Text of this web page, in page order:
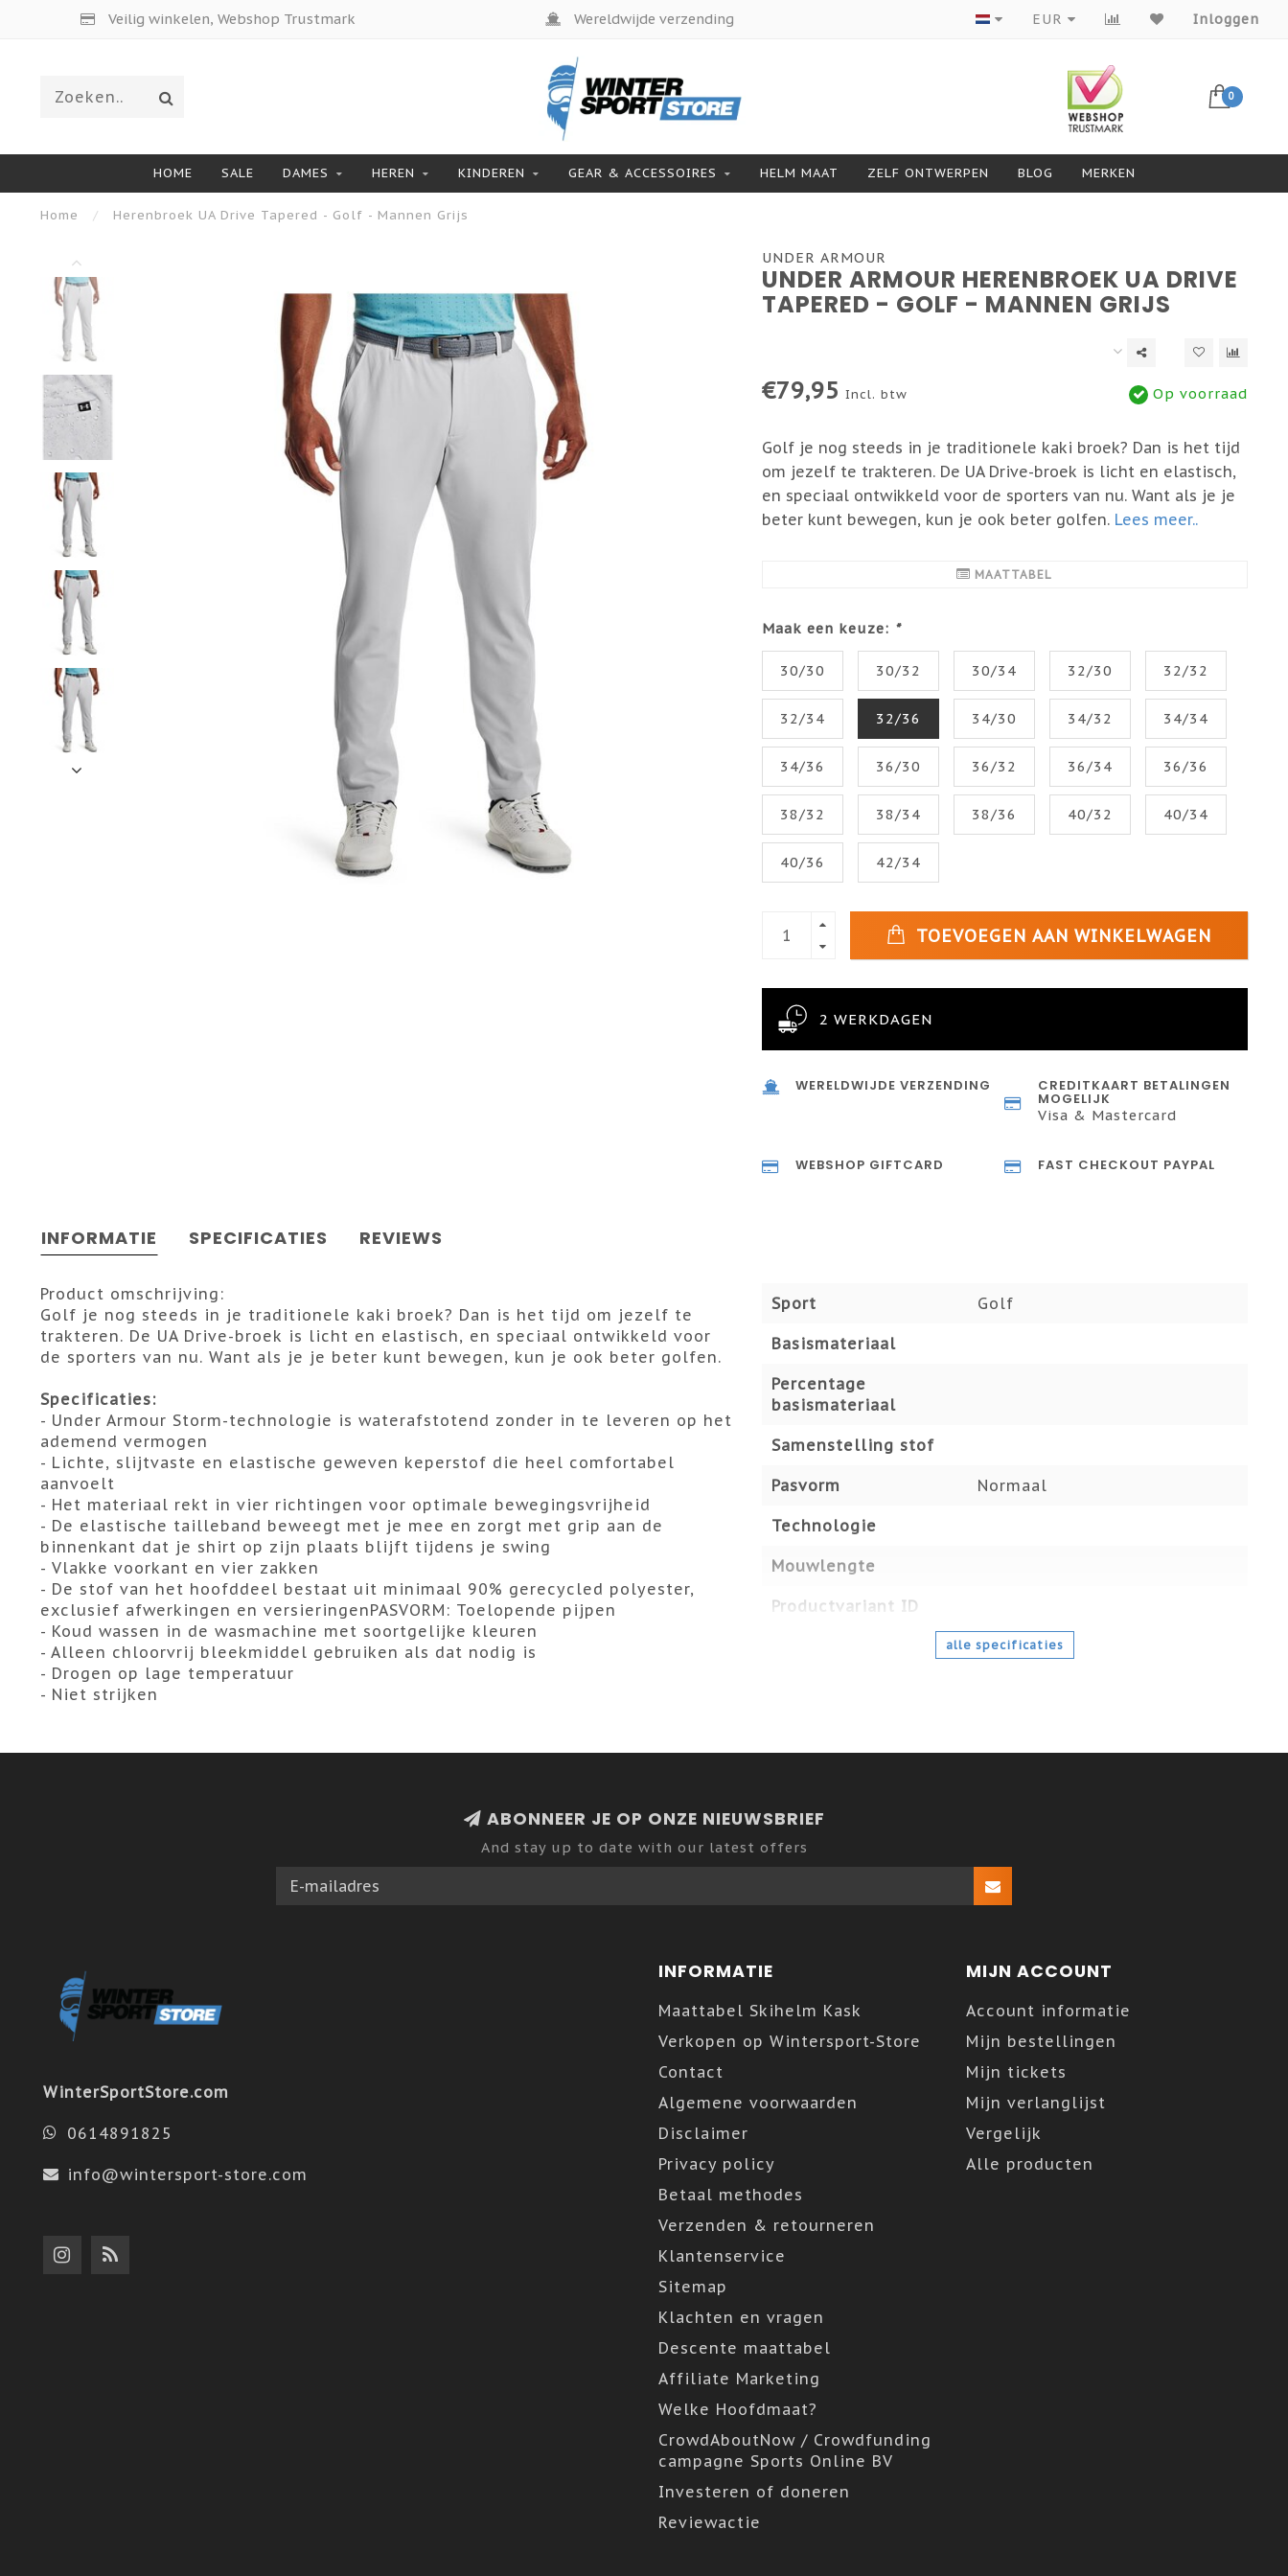
Veilig winkelen, Webshop Trustmark Wereldwijde verzending Producten van topmerken
EUR Inloggen
0
HOME SALE DAMES HEREN KINDEREN GEAR & ACCESSOIRES HELM MAAT ZELF ONTWERPEN BLOG MERKEN
Home / Herenbroek UA Drive Tapered - Golf - Mannen Grijs
UNDER ARMOUR
UNDER ARMOUR HERENBROEK UA DRIVE
TAPERED - GOLF - MANNEN GRIJS
€79,95 Incl. btw Op voorraad
Golf je nog steeds in je traditionele kaki broek? Dan is het tijd
om jezelf te trakteren. De UA Drive-broek is licht en elastisch,
en speciaal ontwikkeld voor de sporters van nu. Want als je je
beter kunt bewegen, kun je ook beter golfen. Lees meer..
MAATTABEL
Maak een keuze: *
30/30 30/32 30/34 32/30 32/32
32/34 32/36 34/30 34/32 34/34
34/36 36/30 36/32 36/34 36/36
38/32 38/34 38/36 40/32 40/34
40/36 42/34
TOEVOEGEN AAN WINKELWAGEN
2 WERKDAGEN
WERELDWIJDE VERZENDING CREDITKAART BETALINGEN
MOGELIJK
Visa & Mastercard
WEBSHOP GIFTCARD FAST CHECKOUT PAYPAL
INFORMATIE SPECIFICATIES REVIEWS
Product omschrijving:
Golf je nog steeds in je traditionele kaki broek? Dan is het tijd om jezelf te
trakteren. De UA Drive-broek is licht en elastisch, en speciaal ontwikkeld voor
de sporters van nu. Want als je je beter kunt bewegen, kun je ook beter golfen.
Specificaties:
- Under Armour Storm-technologie is waterafstotend zonder in te leveren op het
ademend vermogen
- Lichte, slijtvaste en elastische geweven keperstof die heel comfortabel
aanvoelt
- Het materiaal rekt in vier richtingen voor optimale bewegingsvrijheid
- De elastische tailleband beweegt met je mee en zorgt met grip aan de
binnenkant dat je shirt op zijn plaats blijft tijdens je swing
- Vlakke voorkant en vier zakken
- De stof van het hoofddeel bestaat uit minimaal 90% gerecycled polyester,
exclusief afwerkingen en versieringenPASVORM: Toelopende pijpen
- Koud wassen in de wasmachine met soortgelijke kleuren
- Alleen chloorvrij bleekmiddel gebruiken als dat nodig is
- Drogen op lage temperatuur
- Niet strijken
Sport Golf
Basismateriaal
Percentage
basismateriaal
Samenstelling stof
Pasvorm Normaal
Technologie
Mouwlengte
Productvariant ID
alle specificaties
ABONNEER JE OP ONZE NIEUWSBRIEF
And stay up to date with our latest offers
WinterSportStore.com
0614891825
info@wintersport-store.com
INFORMATIE
Maattabel Skihelm Kask
Verkopen op Wintersport-Store
Contact
Algemene voorwaarden
Disclaimer
Privacy policy
Betaal methodes
Verzenden & retourneren
Klantenservice
Sitemap
Klachten en vragen
Descente maattabel
Affiliate Marketing
Welke Hoofdmaat?
CrowdAboutNow / Crowdfunding
campagne Sports Online BV
Investeren of doneren
Reviewactie
MIJN ACCOUNT
Account informatie
Mijn bestellingen
Mijn tickets
Mijn verlanglijst
Vergelijk
Alle producten